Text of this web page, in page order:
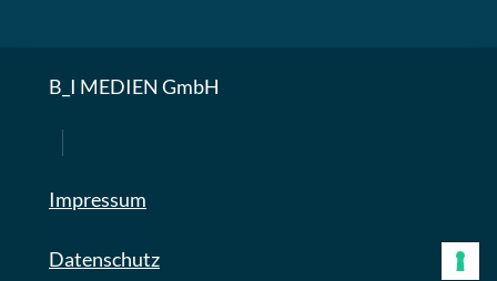
B_I MEDIEN GmbH
Impressum
Datenschutz